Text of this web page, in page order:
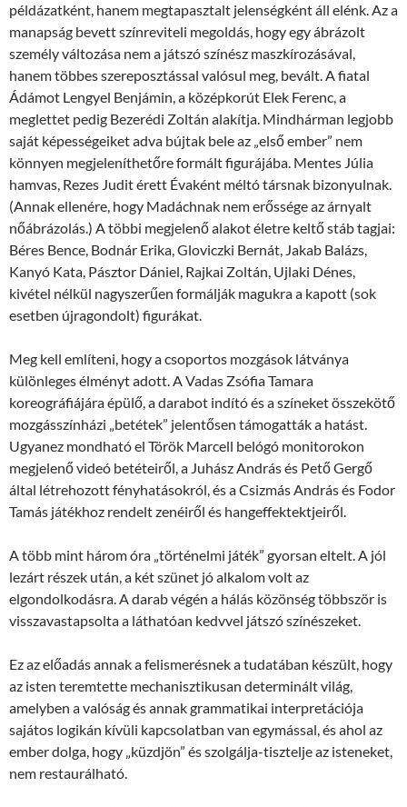
példázatként, hanem megtapasztalt jelenségként áll elénk. Az a
manapság bevett színreviteli megoldás, hogy egy ábrázolt
személy változása nem a játszó színész maszkírozásával,
hanem többes szereposztással valósul meg, bevált. A fiatal
Ádámot Lengyel Benjámin, a középkorút Elek Ferenc, a
meglettet pedig Bezerédi Zoltán alakítja. Mindhárman legjobb
saját képességeiket adva bújtak bele az „első ember” nem
könnyen megjeleníthetőre formált figurájába. Mentes Júlia
hamvas, Rezes Judit érett Évaként méltó társnak bizonyulnak.
(Annak ellenére, hogy Madáchnak nem erőssége az árnyalt
nőábrázolás.) A többi megjelenő alakot életre keltő stáb tagjai:
Béres Bence, Bodnár Erika, Gloviczki Bernát, Jakab Balázs,
Kanyó Kata, Pásztor Dániel, Rajkai Zoltán, Ujlaki Dénes,
kivétel nélkül nagyszerűen formálják magukra a kapott (sok
esetben újragondolt) figurákat.
Meg kell említeni, hogy a csoportos mozgások látványa
különleges élményt adott. A Vadas Zsófia Tamara
koreográfiájára épülő, a darabot indító és a színeket összekötő
mozgásszínházi „betétek” jelentősen támogatták a hatást.
Ugyanez mondható el Török Marcell belógó monitorokon
megjelenő videó betéteiről, a Juhász András és Pető Gergő
által létrehozott fényhatásokról, és a Csizmás András és Fodor
Tamás játékhoz rendelt zenéiről és hangeffektektjeiről.
A több mint három óra „történelmi játék” gyorsan eltelt. A jól
lezárt részek után, a két szünet jó alkalom volt az
elgondolkodásra. A darab végén a hálás közönség többször is
visszavastapsolta a láthatóan kedvvel játszó színészeket.
Ez az előadás annak a felismerésnek a tudatában készült, hogy
az isten teremtette mechanisztikusan determinált világ,
amelyben a valóság és annak grammatikai interpretációja
sajátos logikán kívüli kapcsolatban van egymással, és ahol az
ember dolga, hogy „küzdjön” és szolgálja-tisztelje az isteneket,
nem restaurálható.